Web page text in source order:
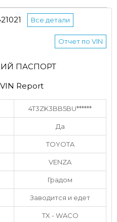
Все детали
Отчет по VIN
ПАСПОРТ
Report
4T3ZK3BB5BU******
Да
TOYOTA
VENZA
Градом
Заводится и едет
TX - WACO